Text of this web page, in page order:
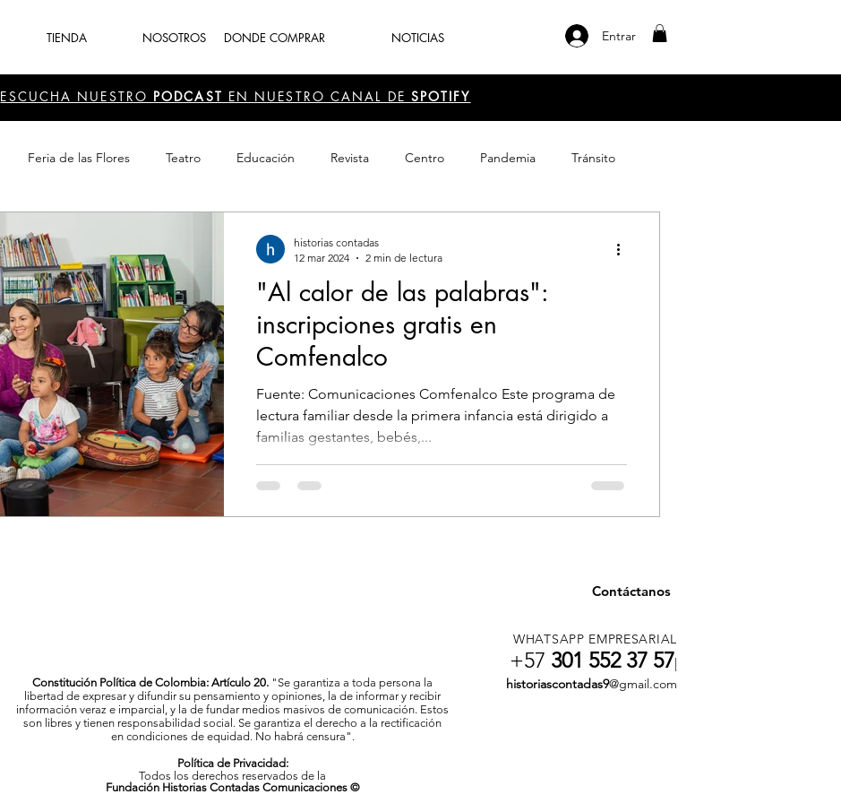
TIENDA NOSOTROS DONDE COMPRAR NOTICIAS Entrar
ESCUCHA NUESTRO PODCAST EN NUESTRO CANAL DE SPOTIFY
Feria de las Flores Teatro Educación Revista Centro Pandemia Tránsito
Sector Cultura
"Al calor de las palabras":
inscripciones gratis en
Comfenalco
Fuente: Comunicaciones Comfenalco Este programa de
lectura familiar desde la primera infancia está dirigido a
familias gestantes, bebés,...
historias contadas
12 mar 2024
2 min de lectura
Contáctanos
Constitución Política de Colombia: Artículo 20. "Se garantiza a toda persona la
libertad de expresar y difundir su pensamiento y opiniones, la de informar y recibir
información veraz e imparcial, y la de fundar medios masivos de comunicación. Estos
son libres y tienen responsabilidad social. Se garantiza el derecho a la rectificación
en condiciones de equidad. No habrá censura".
Política de Privacidad:
WHATSAPP EMPRESARIAL
+57 301 552 37 57|
historiascontadas9@gmail.com
Todos los derechos reservados de la
Fundación Historias Contadas Comunicaciones ©